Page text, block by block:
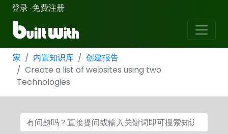
登录 · 免费注册
家 内置知识库
创建报告
Create a list of websites using two
Technologies